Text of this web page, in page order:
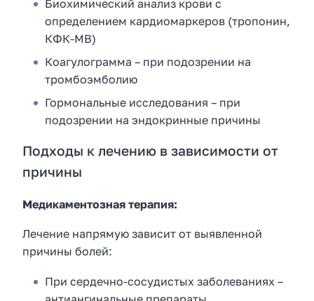
Биохимический анализ крови с
определением кардиомаркеров (тропонин,
КФК-МВ)
Коагулограмма – при подозрении на
тромбоэмболию
Гормональные исследования – при
подозрении на эндокринные причины
Подходы к лечению в зависимости от
причины
Медикаментозная терапия:
Лечение напрямую зависит от выявленной
причины болей:
При сердечно-сосудистых заболеваниях –